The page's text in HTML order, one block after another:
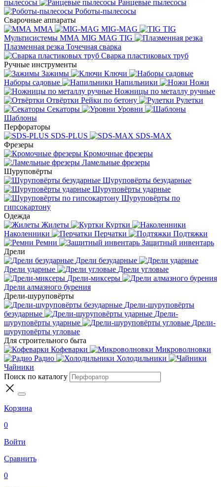
пылесосы
Ранцевые пылесосы
Роботы-пылесосы
Сварочные аппараты
MMA
MIG-MAG
TIG
Мультисистемы ММА MIG MAG TIG
Плазменная резка Точечная сварка
Cварка пластиковых труб
Ручные инструменты
Зажимы
Ключи
Наборы садовые
Напильники
Ножи
Ножницы по металлу ручные
Отвёртки Рейки по бетону
Рулетки
Секаторы
Уровни
Шаблоны
Перфораторы
SDS-PLUS
SDS-MAX
Фрезеры
Кромочные фрезеры
Ламельные фрезеры
Шуруповёрты
Шуруповёрты безударные
Шуруповёрты ударные
Шуруповёрты по
гипсокартону
Одежда
Жилеты
Куртки
Наколенники
Перчатки
Подтяжки
Ремни
Защитный инвентарь
Дрели
Дрели безударные
Дрели ударные
Дрели угловые
Дрели-миксеры
Дрели алмазного бурения
Дрели-шуруповёрты
Дрели-шуруповёрты
безударные
Дрели-
шуруповёрты ударные
Дрели-
шуруповёрты угловые
Для строительного быта
Кофеварки
Микроволновки
Радио
Холодильники
Чайники
Поиск по каталогу
Корзина
0
Войти
Сравнить
0